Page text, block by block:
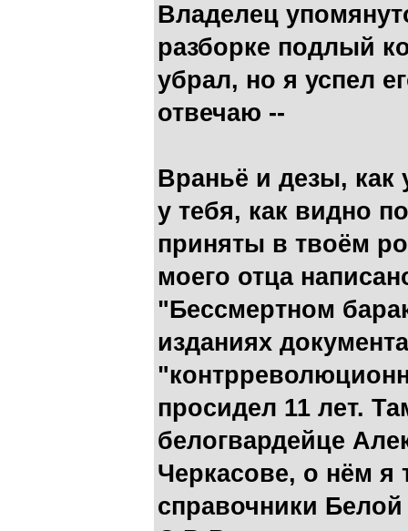
Владелец
разборке подлый
убрал, но я успел
отвечаю --
Враньё и дезы, как
у тебя, как видно
приняты в твоём
моего отца
"Бессмертном
изданиях
просидел 11 лет.
белогвардейце
Черкасове, о нём я
справочники